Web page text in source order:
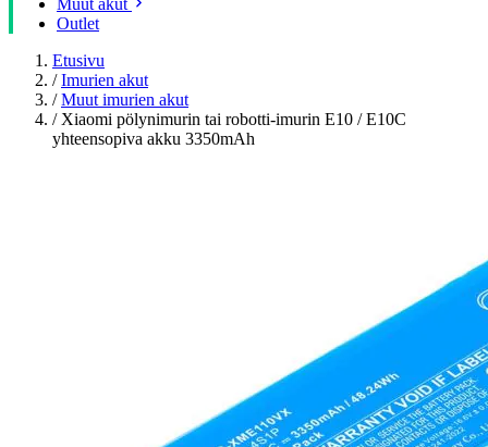
Muut akut
Outlet
Etusivu
/ Imurien akut
/ Muut imurien akut
/ Xiaomi pölynimurin tai robotti-imurin E10 / E10C
yhteensopiva akku 3350mAh